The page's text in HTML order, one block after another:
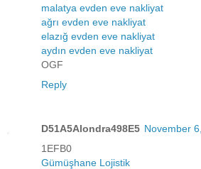
malatya evden eve nakliyat
ağrı evden eve nakliyat
elazığ evden eve nakliyat
aydın evden eve nakliyat
OGF
Reply
D51A5Alondra498E5 November
1EFB0
Gümüşhane Lojistik